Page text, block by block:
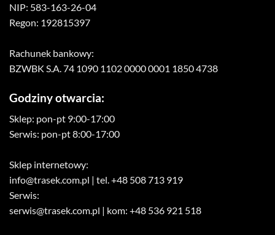
NIP: 583-163-26-04
Regon: 192815397
Rachunek bankowy:
BZWBK S.A. 74 1090 1102 0000 0001 1850 4738
Godziny otwarcia:
Sklep: pon-pt 9:00-17:00
Serwis: pon-pt 8:00-17:00
Sklep internetowy:
info@trasek.com.pl | tel. +48 508 713 919
Serwis:
serwis@trasek.com.pl | kom: +48 536 921 518